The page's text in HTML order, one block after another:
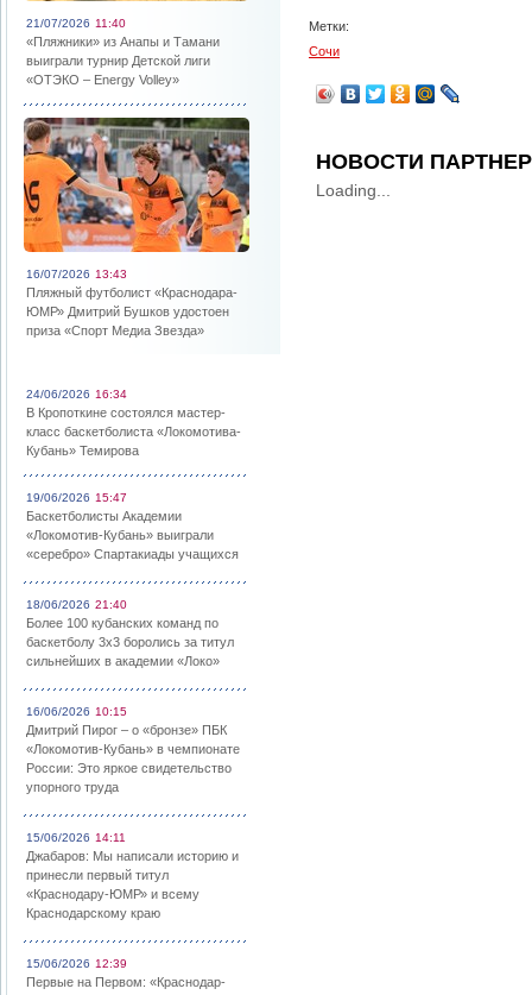
21/07/2026 11:40
«Пляжники» из Анапы и Тамани
выиграли турнир Детской лиги
«ОТЭКО – Energy Volley»
16/07/2026 13:43
Пляжный футболист «Краснодара-
ЮМР» Дмитрий Бушков удостоен
приза «Спорт Медиа Звезда»
24/06/2026 16:34
В Кропоткине состоялся мастер-
класс баскетболиста «Локомотива-
Кубань» Темирова
19/06/2026 15:47
Баскетболисты Академии
«Локомотив-Кубань» выиграли
«серебро» Спартакиады учащихся
18/06/2026 21:40
Более 100 кубанских команд по
баскетболу 3х3 боролись за титул
сильнейших в академии «Локо»
16/06/2026 10:15
Дмитрий Пирог – о «бронзе» ПБК
«Локомотив-Кубань» в чемпионате
России: Это яркое свидетельство
упорного труда
15/06/2026 14:11
Джабаров: Мы написали историю и
принесли первый титул
«Краснодару-ЮМР» и всему
Краснодарскому краю
15/06/2026 12:39
Первые на Первом: «Краснодар-
Метки:
Сочи
НОВОСТИ
Loading...